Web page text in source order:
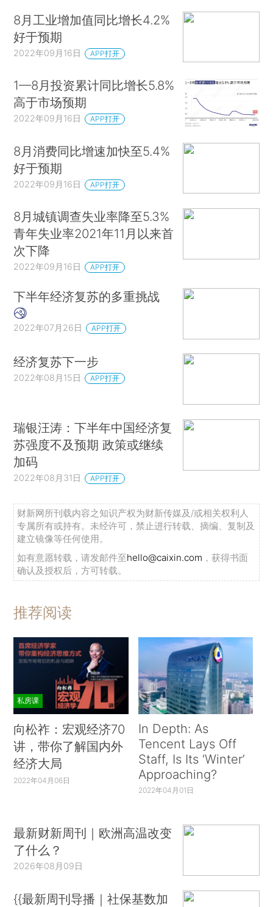
8月工业增加值同比增长4.2%
好于预期
2022年09月16日 APP打开
1—8月投资累计同比增长5.8%
高于市场预期
2022年09月16日 APP打开
8月消费同比增速加快至5.4%
好于预期
2022年09月16日 APP打开
8月城镇调查失业率降至5.3%
青年失业率2021年11月以来首
次下降
2022年09月16日 APP打开
下半年经济复苏的多重挑战
2022年07月26日 APP打开
经济复苏下一步
2022年08月15日 APP打开
瑞银汪涛：下半年中国经济复
苏强度不及预期 政策或继续
加码
2022年08月31日 APP打开
财新网所刊载内容之知识产权为财新传媒及/或相关权利人
专属所有或持有。未经许可，禁止进行转载、摘编、复制及
建立镜像等任何使用。
如有意愿转载，请发邮件至hello@caixin.com ，获得书面
确认及授权后，方可转载。
推荐阅读
私房课
向松祚：宏观经济70
讲，带你了解国内外
经济大局
2022年04月06日
In Depth: As
Tencent Lays Off
Staff, Is Its ‘Winter’
Approaching?
2022年04月01日
最新财新周刊｜欧洲高温改变
了什么？
2026年08月09日
{{最新周刊导播｜社保基数加